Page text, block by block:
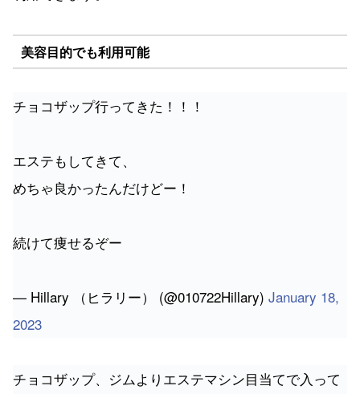
美容目的でも利用可能
チョコザップ行ってきた！！！
エステもしてきて、
めちゃ良かったんだけどー！
続けて痩せるぞー
— Hillary （ヒラリー） (@010722Hillary) January 18,
2023
チョコザップ、ジムよりエステマシン目当てで入って